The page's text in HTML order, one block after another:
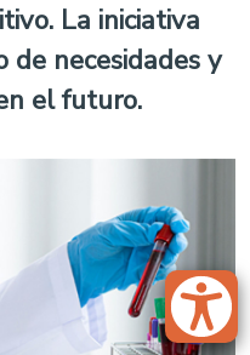
La iniciativa
de necesidades y
el futuro.